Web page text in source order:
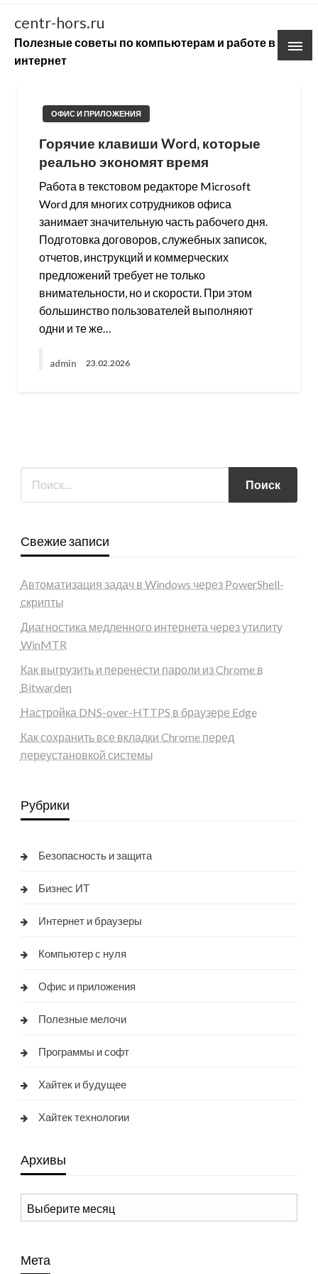
Skip
content
centr-hors.ru
Полезные советы по компьютерам и работе в
интернет
ОФИС И ПРИЛОЖЕНИЯ
Горячие клавиши Word, которые
реально экономят время
Работа в текстовом редакторе Microsoft
Word для многих сотрудников офиса
занимает значительную часть рабочего дня.
Подготовка договоров, служебных записок,
отчетов, инструкций и коммерческих
предложений требует не только
внимательности, но и скорости. При этом
большинство пользователей выполняют
одни и те же…
admin 23.02.2026
Свежие записи
Автоматизация задач в Windows через PowerShell-
скрипты
Диагностика медленного интернета через утилиту
WinMTR
Как выгрузить и перенести пароли из Chrome в
Bitwarden
Настройка DNS-over-HTTPS в браузере Edge
Как сохранить все вкладки Chrome перед
переустановкой системы
Рубрики
Безопасность и защита
Бизнес ИТ
Интернет и браузеры
Компьютер с нуля
Офис и приложения
Полезные мелочи
Программы и софт
Хайтек и будущее
Хайтек технологии
Архивы
Архивы
Мета